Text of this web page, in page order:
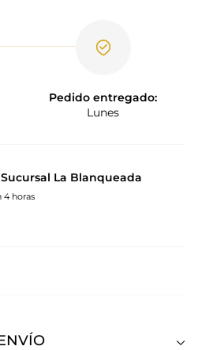
Pedido entregado:
Lunes
Sucursal La Blanqueada
4 horas